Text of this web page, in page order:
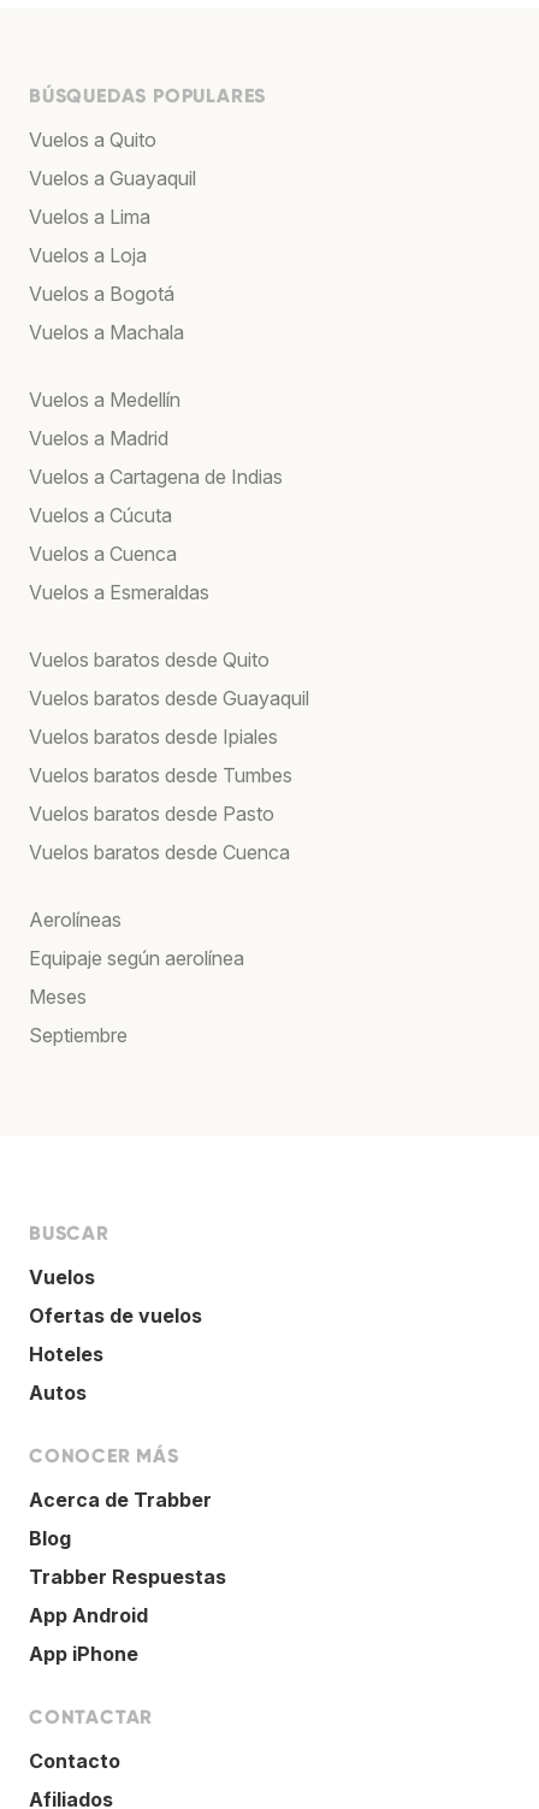
BÚSQUEDAS POPULARES
Vuelos a Quito
Vuelos a Guayaquil
Vuelos a Lima
Vuelos a Loja
Vuelos a Bogotá
Vuelos a Machala
Vuelos a Medellín
Vuelos a Madrid
Vuelos a Cartagena de Indias
Vuelos a Cúcuta
Vuelos a Cuenca
Vuelos a Esmeraldas
Vuelos baratos desde Quito
Vuelos baratos desde Guayaquil
Vuelos baratos desde Ipiales
Vuelos baratos desde Tumbes
Vuelos baratos desde Pasto
Vuelos baratos desde Cuenca
Aerolíneas
Equipaje según aerolínea
Meses
Septiembre
BUSCAR
Vuelos
Ofertas de vuelos
Hoteles
Autos
CONOCER MÁS
Acerca de Trabber
Blog
Trabber Respuestas
App Android
App iPhone
CONTACTAR
Contacto
Afiliados